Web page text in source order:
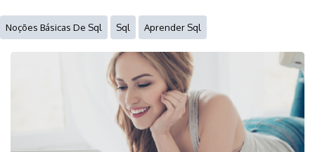
Noções Básicas De Sql Sql Aprender Sql